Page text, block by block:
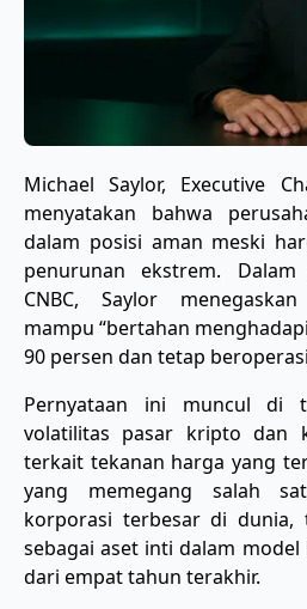
Michael Saylor, Executive
menyatakan bahwa
dalam posisi aman meski
penurunan ekstrem. Dalam
CNBC, Saylor
mampu “bertahan
90 persen dan tetap
Pernyataan ini muncul di
volatilitas pasar kripto dan
terkait tekanan harga yang
yang memegang salah
korporasi terbesar di dunia,
sebagai aset inti dalam model
dari empat tahun terakhir.